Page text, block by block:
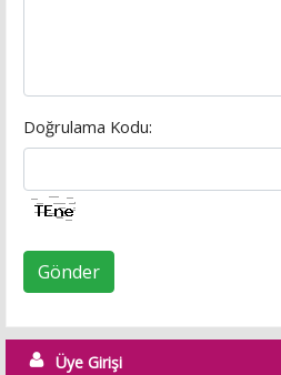
Doğrulama Kodu:
Gönder
Üye Girişi